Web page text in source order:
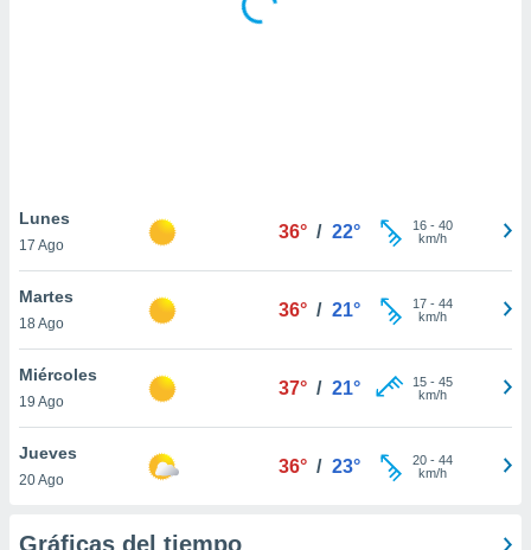
similares
como
sitio
de
traten tus
en
interés
su
Lunes
17 Ago
36° / 22° 16- 40
km/h
Martes
18 Ago
36° / 21° 17- 44
km/h
Miércoles
19 Ago
37° / 21° 15- 45
km/h
Jueves
20 Ago
36° / 23° 20- 44
km/h
Gráficas del tiempo